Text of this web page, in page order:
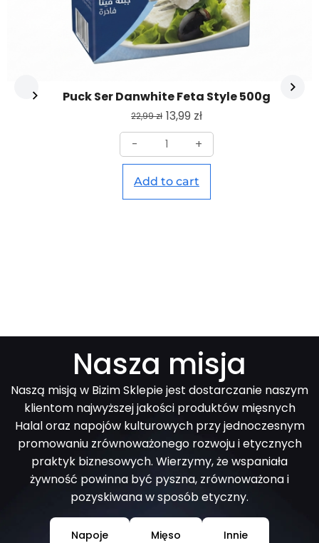
Puck Ser Danwhite Feta Style 500g
22,99zł 13,99 zł
-
+
Add to cart
Nasza misja
Naszą misją w Bizim Sklepie jest dostarczanie naszym
klientom najwyższej jakości produktów mięsnych
Halal oraz napojów kulturowych przy jednoczesnym
promowaniu zrównoważonego rozwoju i etycznych
praktyk biznesowych. Wierzymy, że wspaniała
żywność powinna być pyszna, zrównoważona i
pozyskiwana w sposób etyczny.
Napoje Mięso Innie